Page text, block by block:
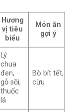
Hương
vị tiêu
biểu
Món ăn
gợi ý
Lý
chua
đen,
gỗ sồi,
thuốc
lá
Bò bít tết,
cừu